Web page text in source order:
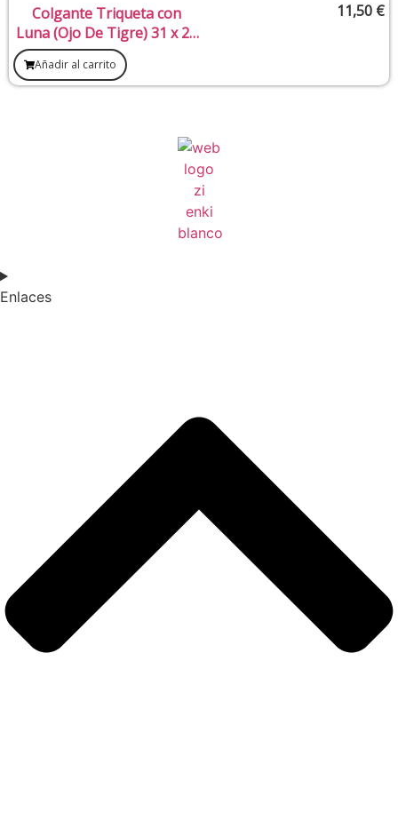
Colgante Triqueta con
Luna (Ojo De Tigre) 31 x 28
mm
11,50 €
Añadir al carrito
Enlaces